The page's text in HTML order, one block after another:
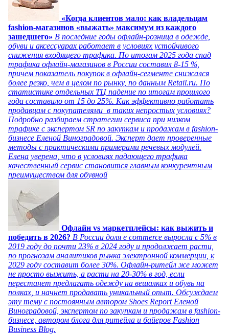
«Когда клиентов мало: как владельцам
fashion-магазинов «выжать» максимум из каждого
зашедшего» В последние годы офлайн-розница в одежде,
обуви и аксессуарах работает в условиях устойчивого
снижения входящего трафика. По итогам 2025 года спад
трафика офлайн-магазинов в России составил 8-15 %,
причем показатель покупок в офлайн-сегменте снижался
более резко, чем в целом по рынку, по данным Retail.ru. По
статистике отдельных ТЦ падение по итогам прошлого
года составило от 15 до 25%. Как эффективно работать
продавцам с покупателями в таких непростых условиях?
Подробно разбираем стратегии сервиса при низком
трафике с экспертом SR по закупкам и продажам в fashion-
бизнесе Еленой Виноградовой. Эксперт дает проверенные
методы с практическими примерами речевых модулей.
Елена уверена, что в условиях падающего трафика
качественный сервис становится главным конкурентным
преимуществом для обувной
Офлайн vs маркетплейсы: как выжить и
победить в 2026? В России доля e commerce выросла с 5% в
2019 году до почти 23% в 2024 году и продолжает расти,
по прогнозам аналитиков рынка электронной коммерции, к
2029 году составит более 30%. Офлайн-ритейл же может
не просто выжить, а расти на 20-30% в год, если
перестанет предлагать одежду на вешалках и обувь на
полках, и начнет продавать уникальный опыт. Обсуждаем
эту тему с постоянным автором Shoes Report Еленой
Виноградовой, экспертом по закупкам и продажам в fashion-
бизнесе, автором блога для ритейла и байеров Fashion
Business Blog.